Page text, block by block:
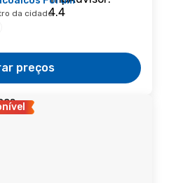
da cidade
preços